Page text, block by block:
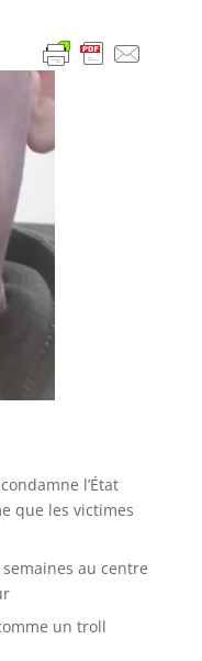
l’État
que les victimes
au centre
un troll